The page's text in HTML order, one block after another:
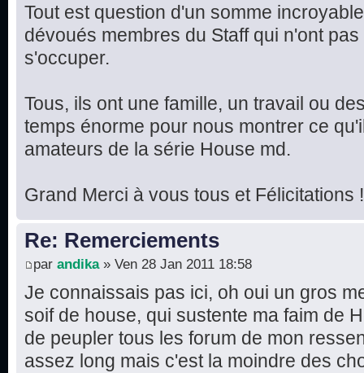
Tout est question d'un somme
dévoués membres du Staff qui n'ont
s'occuper.
Tous, ils ont une famille, un travail ou
temps énorme pour nous montrer ce
amateurs de la série House md.
Grand Merci à vous tous et Félicitations
Re: Remerciements
par andika» Ven 28 Jan 2011 18:58
Je connaissais pas ici, oh oui un gros
soif de house, qui sustente ma faim de
de peupler tous les forum de mon
assez long mais c'est la moindre des